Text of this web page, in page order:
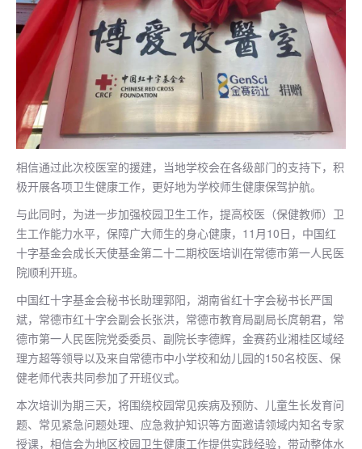
相信通过此次校医室的援建，当地学校会在各级部门的支持下，积
极开展各项卫生健康工作，更好地为学校师生健康保驾护航。
与此同时，为进一步加强校园卫生工作，提高校医（保健教师）卫
生工作能力水平，保障广大师生的身心健康，11月10日，中国红
十字基金会成长天使基金第二十二期校医培训在常德市第一人民医
院顺利开班。
中国红十字基金会秘书长助理郭阳，湖南省红十字会秘书长严国
斌，常德市红十字会副会长张洪，常德市教育局副局长庹朝君，常
德市第一人民医院党委委员、副院长李德辉，金赛药业湘桂区域经
理方超等领导以及来自常德市中小学校和幼儿园的150名校医、保
健老师代表共同参加了开班仪式。
本次培训为期三天，将围绕校园常见疾病及预防、儿童生长发育问
题、常见紧急问题处理、应急救护知识等方面邀请领域内知名专家
授课，相信会为地区校园卫生健康工作提供实践经验，带动整体水